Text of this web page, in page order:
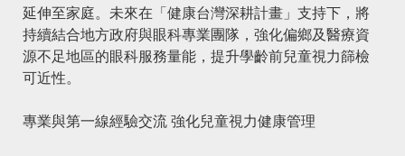
延伸至家庭。未來在「健康台灣深耕計畫」支持下，將
持續結合地方政府與眼科專業團隊，強化偏鄉及醫療資
源不足地區的眼科服務量能，提升學齡前兒童視力篩檢
可近性。
專業與第一線經驗交流 強化兒童視力健康管理